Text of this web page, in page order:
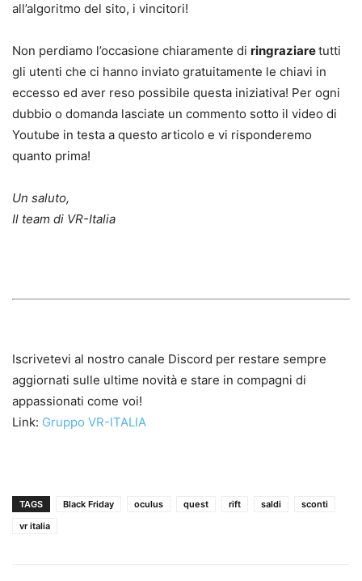
all’algoritmo del sito, i vincitori!
Non perdiamo l’occasione chiaramente di ringraziaretutti
gli utenti che ci hanno inviato gratuitamente le chiavi in
eccesso ed aver reso possibile questa iniziativa! Per ogni
dubbio o domanda lasciate un commento sotto il video di
Youtube in testa a questo articolo e vi risponderemo
quanto prima!
Un saluto,
Il team di VR-Italia
Iscrivetevi al nostro canale Discord per restare sempre
aggiornati sulle ultime novità e stare in compagni di
appassionati come voi!
Link: Gruppo VR-ITALIA
TAGS Black Friday oculus quest rift saldi
sconti
vr italia